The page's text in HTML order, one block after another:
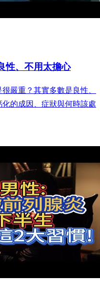
性、不用太擔心
嚴重？其實多數是良性、
的成因、症狀與何時該處